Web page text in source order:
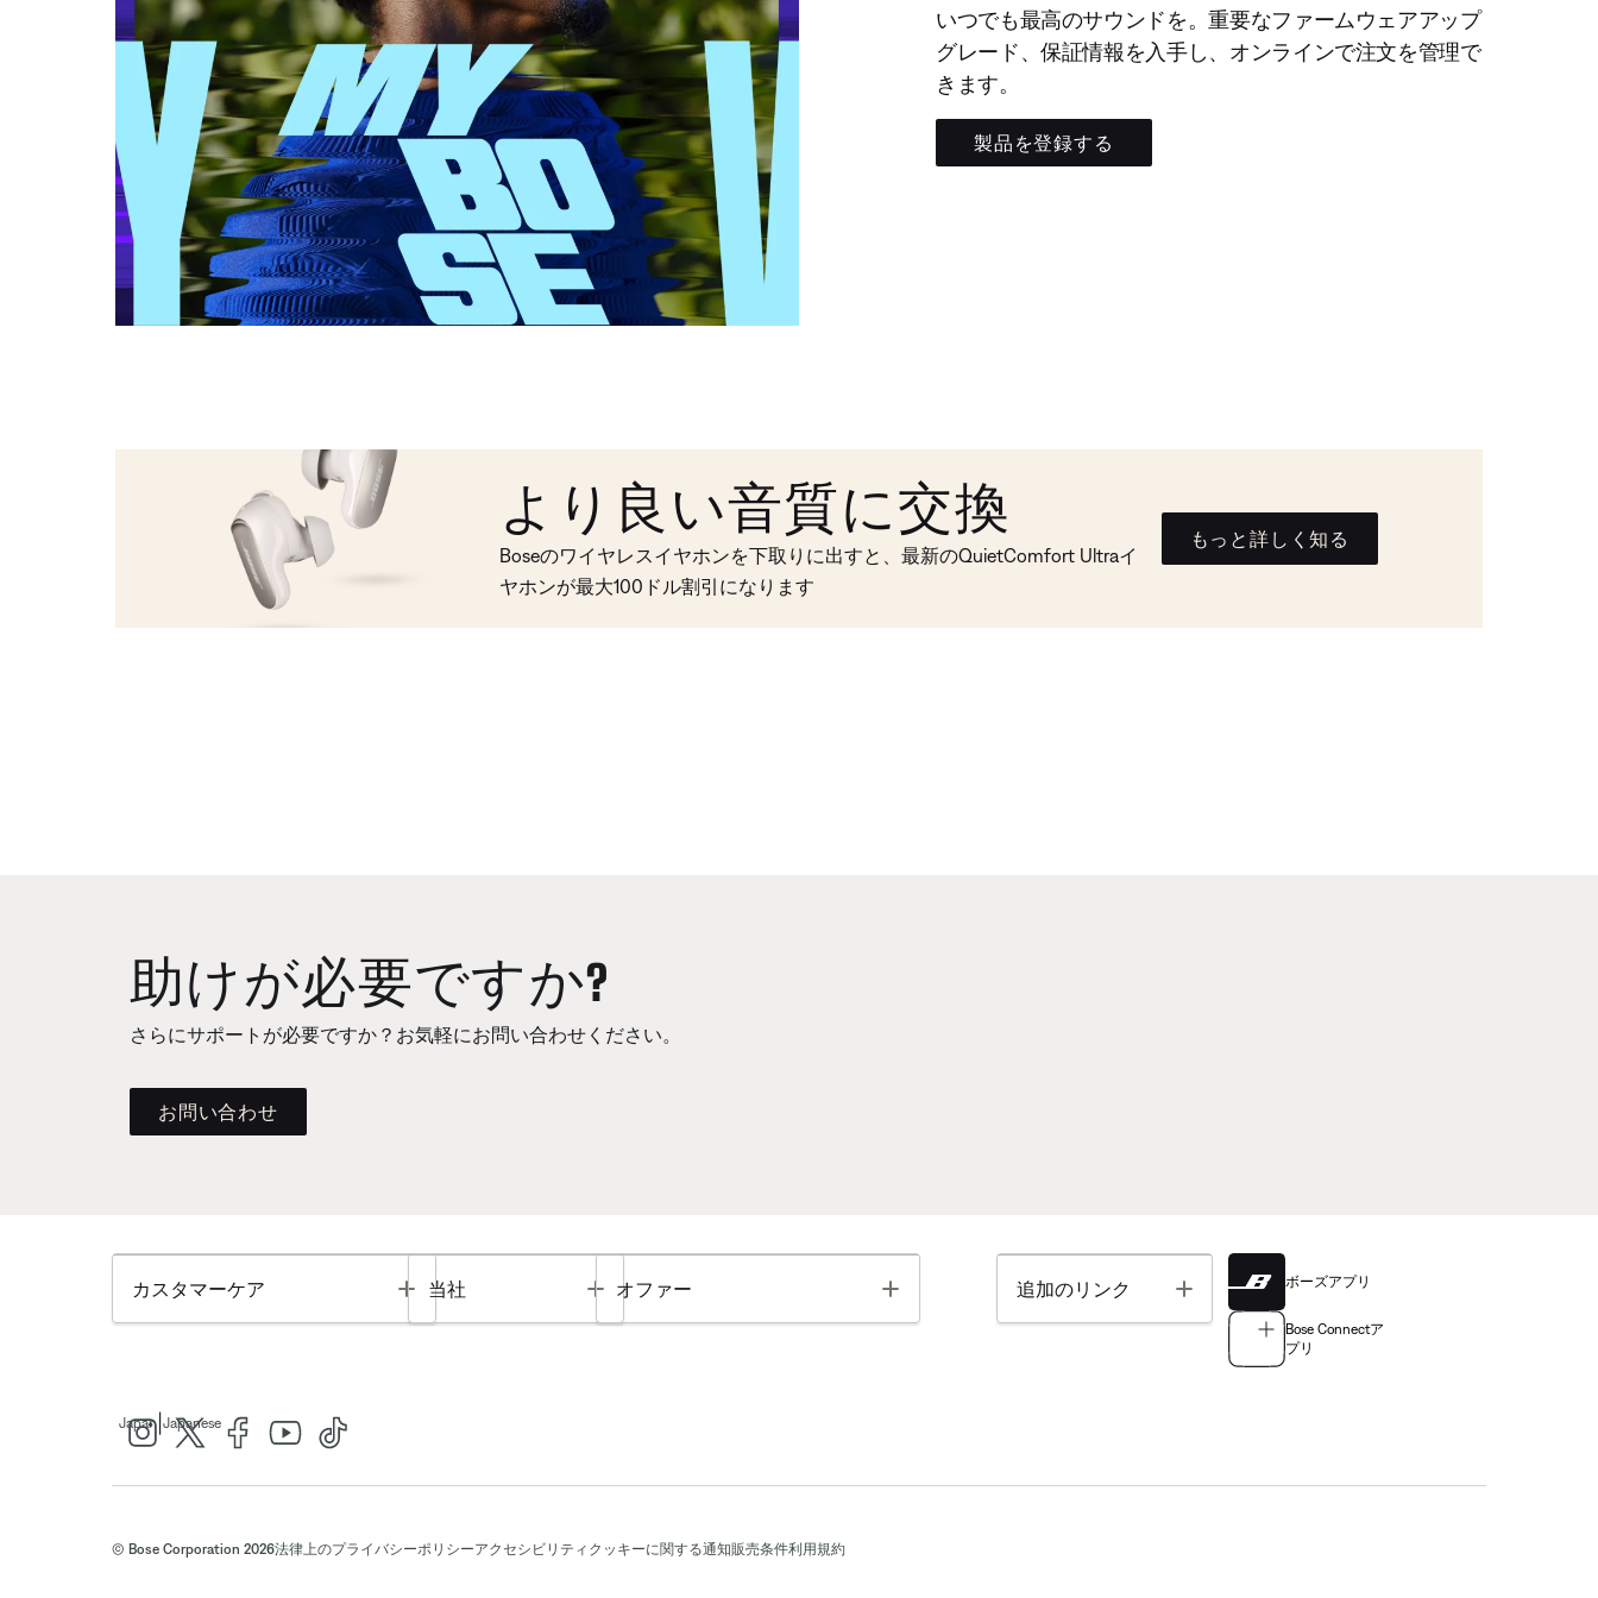
いつでも最高のサウンドを。重要なファームウェアアップ
グレード、保証情報を入手し、オンラインで注文を管理で
きます。
製品を登録する
より良い音質に交換
Boseのワイヤレスイヤホンを下取りに出すと、最新のQuietComfort Ultraイ
ヤホンが最大100ドル割引になります
もっと詳しく知る
助けが必要ですか?
さらにサポートが必要ですか？お気軽にお問い合わせください。
お問い合わせ
カスタマーケア Toggle
当社 Toggle
オファー Toggle 追加のリンク Toggle ボーズアプリ
Bose Connectア
プリ
Japan Japanese
© Bose Corporation 2026法律上のプライバシーポリシーアクセシビリティ クッキーに関する通知販売条件利用規約